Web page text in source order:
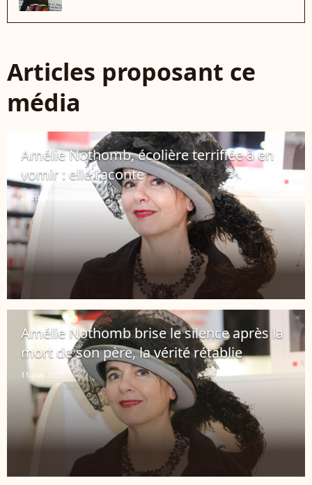
Articles proposant ce
média
Amélie Nothomb, écolière terrifiée à en
vomir : elle raconte
2 septembre 2020
Amélie Nothomb brise le silence après la
mort de son père, la vérité rétablie
11 mai 2020